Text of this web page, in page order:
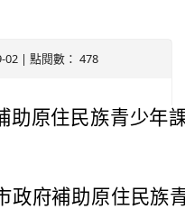
02 | 點閱數： 478
助原住民族青少年
政府補助原住民族